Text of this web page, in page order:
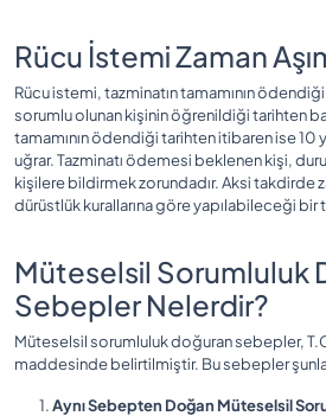
Rücu İstemi Zaman
Rücu istemi, tazminatın tamamının
sorumlu olunan kişinin öğrenildiği tarihten
tamamının ödendiği tarihten itibaren ise 10
uğrar. Tazminatı ödemesi beklenen kişi,
kişilere bildirmek zorundadır. Aksi takdirde
dürüstlük kurallarına göre yapılabileceği bir
Müteselsil Sorumluluk
Sebepler Nelerdir?
Müteselsil sorumluluk doğuran sebepler,
maddesinde belirtilmiştir. Bu sebepler
Aynı Sebepten Doğan Müteselsil